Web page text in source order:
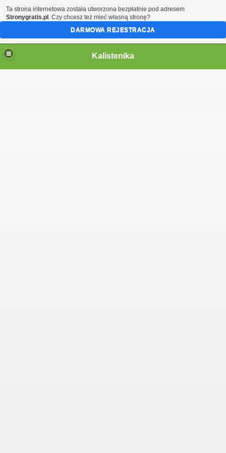
Kalistenika
Ta strona internetowa została utworzona bezpłatnie pod adresem
Stronygratis.pl . Czy chcesz też mieć własną stronę?
DARMOWA REJESTRACJA